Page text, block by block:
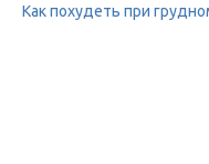
Как похудеть при